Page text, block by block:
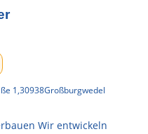
1,30938Großburgwedel
Wir entwickeln